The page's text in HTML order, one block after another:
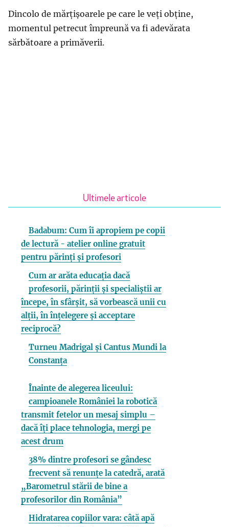
Dincolo de mărțișoarele pe care le veți obține,
momentul petrecut împreună va fi adevărata
sărbătoare a primăverii.
Ultimele articole
Badabum: Cum îi apropiem pe copii
de lectură - atelier online gratuit
pentru părinți și profesori
Cum ar arăta educația dacă
profesorii, părinții și specialiștii ar
începe, în sfârșit, să vorbească unii cu
alții, în înțelegere și acceptare
reciprocă?
Turneu Madrigal și Cantus Mundi la
Constanța
Înainte de alegerea liceului:
campioanele României la robotică
transmit fetelor un mesaj simplu –
dacă îți place tehnologia, mergi pe
acest drum
38% dintre profesori se gândesc
frecvent să renunțe la catedră, arată
„Barometrul stării de bine a
profesorilor din România”
Hidratarea copiilor vara: câtă apă